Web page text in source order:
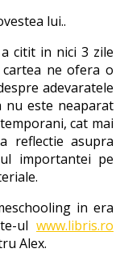
lui..
citit in nici 3 zile
ne ofera o
adevaratele
nu este neaparat
cat mai
reflectie asupra
importantei pe
in era
ul www.libris.ro
Alex.